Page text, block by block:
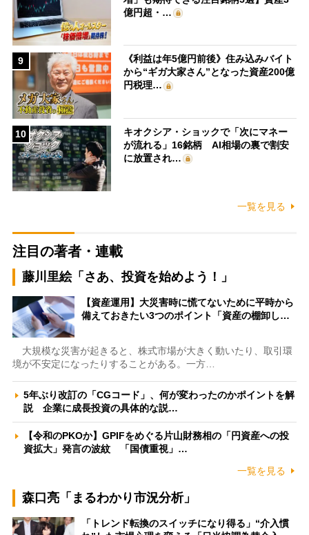
億円超・…
9
《利益は年5億円前後》住み込みバイト
から“ギガ大家さん”となった資産200億
円税理…
10
キオクシア・ショックで「次にマネー
が流れる」16銘柄 AI相場の裏で割安
に放置され…
一覧を見る
注目の著者・連載
藤川里絵「さあ、投資を始めよう！」
【資産運用】大災害時に慌てないために平時から
備えておきたい3つのポイント「資産の棚卸し…
大規模な災害が起きると、株式市場が大きく動いたり、取引環
境が不安定になったりすることがある。一方…
5年ぶり改訂の「CGコード」、何が変わったのかポイントを解
説 企業に成長投資の具体的な説…
【令和のPKOか】GPIFをめぐる片山財務相の「円資産への投
資拡大」発言の波紋 「国債重視」…
一覧を見る
森口亮「まるわかり市況分析」
「トレンド転換のスイッチになり得る」“介入慣